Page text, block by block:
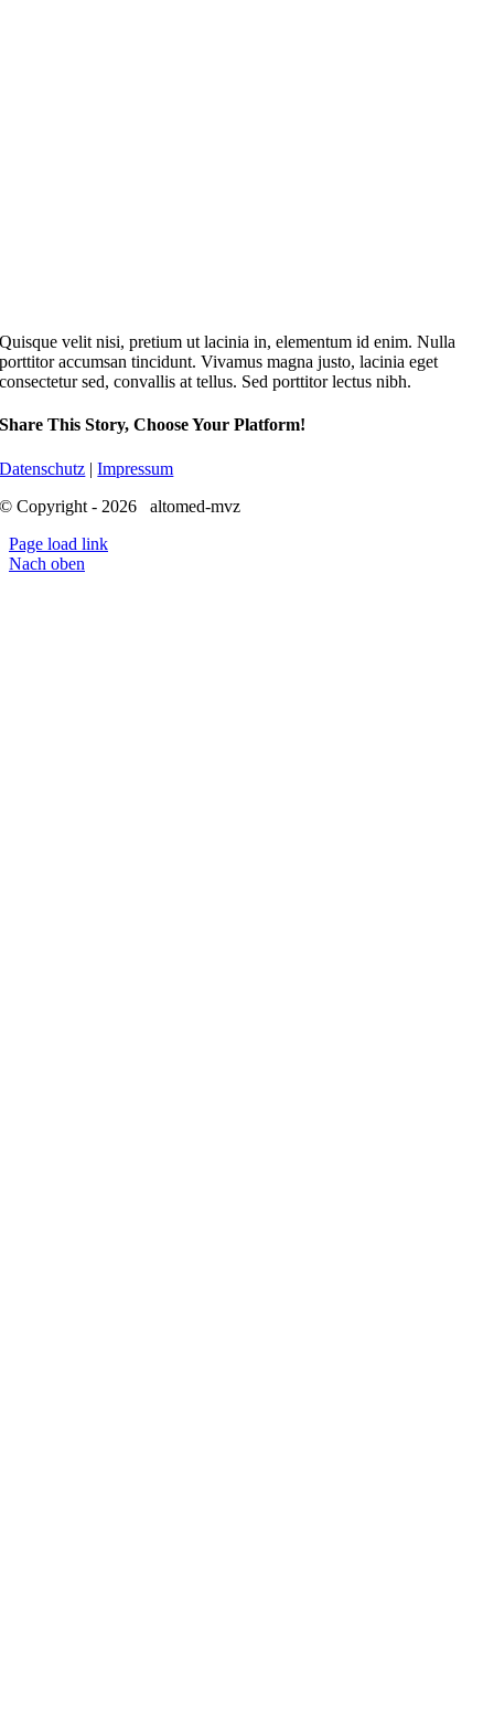
Quisque velit nisi, pretium ut lacinia in, elementum id enim. Nulla
porttitor accumsan tincidunt. Vivamus magna justo, lacinia eget
consectetur sed, convallis at tellus. Sed porttitor lectus nibh.
Share This Story, Choose Your Platform!
Datenschutz |Impressum
© Copyright - 2026 altomed-mvz
Page load link
Nach oben